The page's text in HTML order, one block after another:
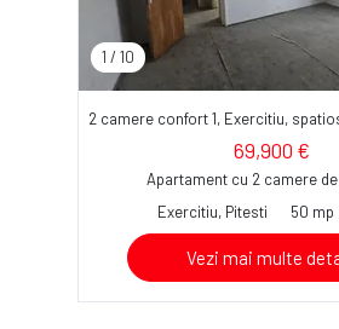
1 / 10
2 camere confort 1, Exercitiu,
69,900 €
Apartament cu 2 camere
Exercitiu, Pitesti
50 mp
Vezi mai multe